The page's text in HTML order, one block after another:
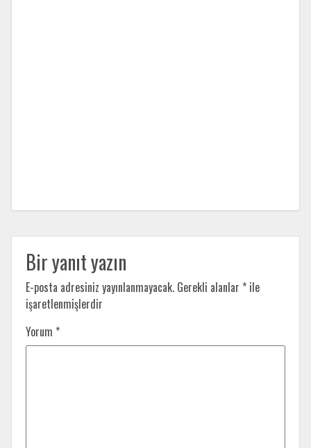
Bir yanıt yazın
E-posta adresiniz yayınlanmayacak. Gerekli alanlar * ile
işaretlenmişlerdir
Yorum *